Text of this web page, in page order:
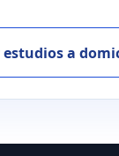
estudios a